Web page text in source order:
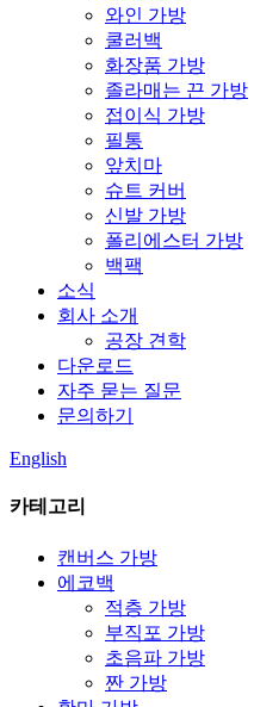
와인 가방
쿨러백
화장품 가방
졸라매는 끈 가방
접이식 가방
필통
앞치마
슈트 커버
신발 가방
폴리에스터 가방
백팩
소식
회사 소개
공장 견학
다운로드
자주 묻는 질문
문의하기
English
카테고리
캔버스 가방
에코백
적층 가방
부직포 가방
초음파 가방
짠 가방